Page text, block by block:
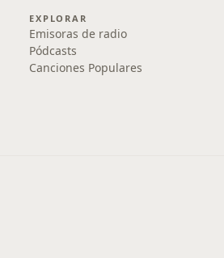
EXPLORAR
Emisoras de radio
Pódcasts
Canciones Populares